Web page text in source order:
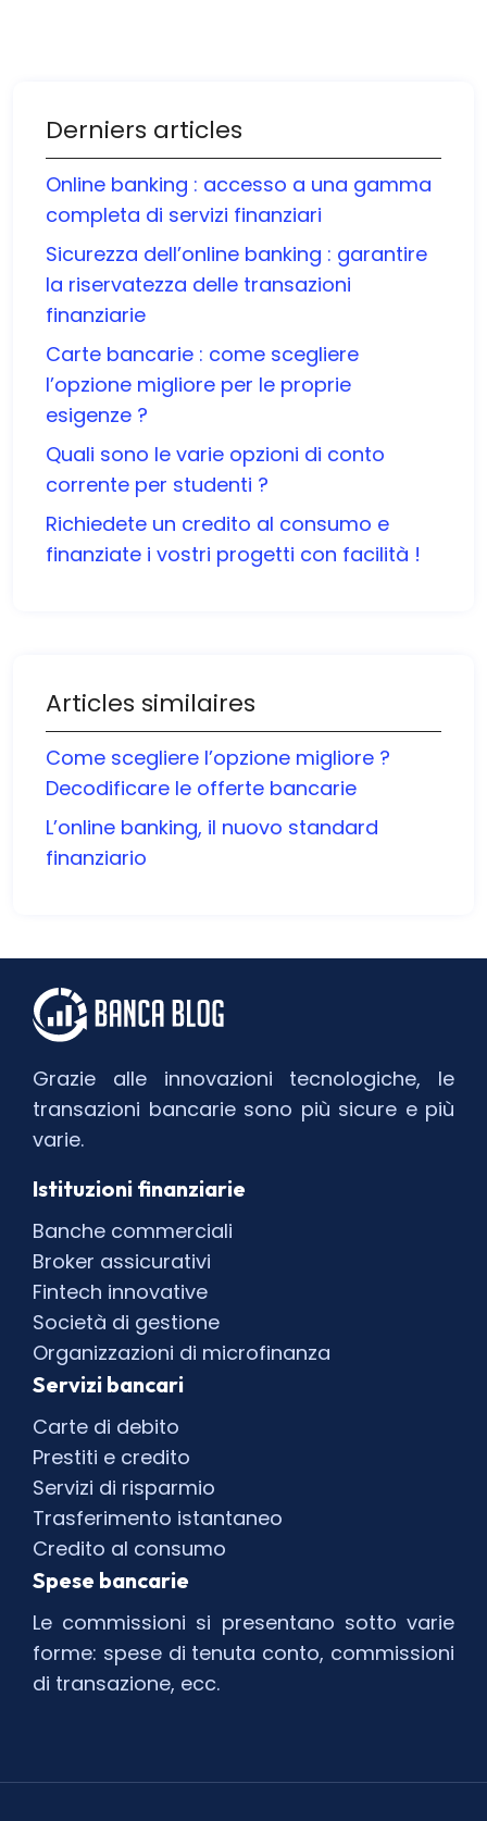
Derniers articles
Online banking : accesso a una gamma
completa di servizi finanziari
Sicurezza dell’online banking : garantire
la riservatezza delle transazioni
finanziarie
Carte bancarie : come scegliere
l’opzione migliore per le proprie
esigenze ?
Quali sono le varie opzioni di conto
corrente per studenti ?
Richiedete un credito al consumo e
finanziate i vostri progetti con facilità !
Articles similaires
Come scegliere l’opzione migliore ?
Decodificare le offerte bancarie
L’online banking, il nuovo standard
finanziario
Grazie alle innovazioni tecnologiche, le
transazioni bancarie sono più sicure e più
varie.
Istituzioni finanziarie
Banche commerciali
Broker assicurativi
Fintech innovative
Società di gestione
Organizzazioni di microfinanza
Servizi bancari
Carte di debito
Prestiti e credito
Servizi di risparmio
Trasferimento istantaneo
Credito al consumo
Spese bancarie
Le commissioni si presentano sotto varie
forme: spese di tenuta conto, commissioni
di transazione, ecc.